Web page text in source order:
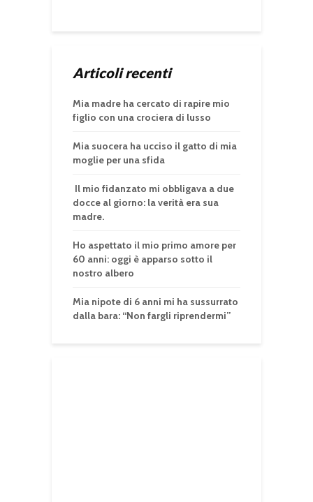
Articoli recenti
Mia madre ha cercato di rapire mio
figlio con una crociera di lusso
Mia suocera ha ucciso il gatto di mia
moglie per una sfida
Il mio fidanzato mi obbligava a due
docce al giorno: la verità era sua
madre.
Ho aspettato il mio primo amore per
60 anni: oggi è apparso sotto il
nostro albero
Mia nipote di 6 anni mi ha sussurrato
dalla bara: “Non fargli riprendermi”